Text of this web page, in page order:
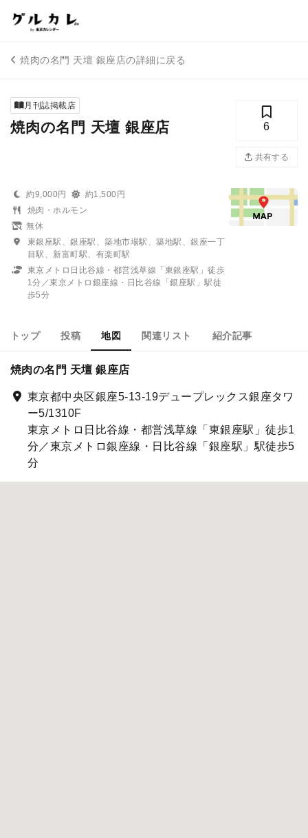
焼肉の名門 天壇 銀座店の詳細に戻る
月刊誌掲載店
焼肉の名門 天壇 銀座店 6
共有する
約9,000円
約1,500円
焼肉・ホルモン
無休
東銀座駅、銀座駅、築地市場駅、築地駅、銀座一丁
目駅、新富町駅、有楽町駅
東京メトロ日比谷線・都営浅草線「東銀座駅」徒歩
1分／東京メトロ銀座線・日比谷線「銀座駅」駅徒
歩5分
トップ 投稿 地図 関連リスト 紹介記事
焼肉の名門 天壇 銀座店
東京都中央区銀座5-13-19デュープレックス銀座タワ
ー5/1310F
東京メトロ日比谷線・都営浅草線「東銀座駅」徒歩1
分／東京メトロ銀座線・日比谷線「銀座駅」駅徒歩5
分